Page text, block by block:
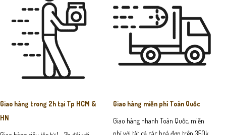
Giao hàng trong 2h tại Tp HCM &
HN
Giao hàng miễn phí Toàn Quốc
Giao hàng nhanh Toàn Quốc, miễn